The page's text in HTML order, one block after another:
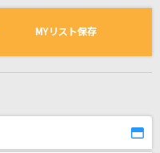
MYリスト保存